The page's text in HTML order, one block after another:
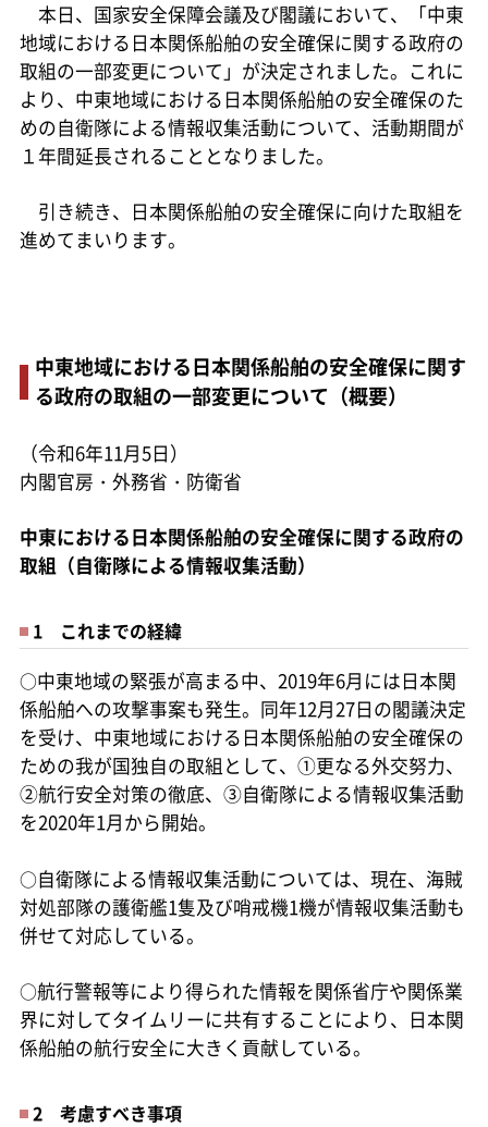
本日、国家安全保障会議及び閣議において、「中東
地域における日本関係船舶の安全確保に関する政府の
取組の一部変更について」が決定されました。これに
より、中東地域における日本関係船舶の安全確保のた
めの自衛隊による情報収集活動について、活動期間が
１年間延長されることとなりました。
引き続き、日本関係船舶の安全確保に向けた取組を
進めてまいります。
中東地域における日本関係船舶の安全確保に関す
る政府の取組の一部変更について（概要）
（令和6年11月5日）
内閣官房・外務省・防衛省
中東における日本関係船舶の安全確保に関する政府の
取組（自衛隊による情報収集活動）
1 これまでの経緯
○中東地域の緊張が高まる中、2019年6月には日本関
係船舶への攻撃事案も発生。同年12月27日の閣議決定
を受け、中東地域における日本関係船舶の安全確保の
ための我が国独自の取組として、①更なる外交努力、
②航行安全対策の徹底、③自衛隊による情報収集活動
を2020年1月から開始。
○自衛隊による情報収集活動については、現在、海賊
対処部隊の護衛艦1隻及び哨戒機1機が情報収集活動も
併せて対応している。
○航行警報等により得られた情報を関係省庁や関係業
界に対してタイムリーに共有することにより、日本関
係船舶の航行安全に大きく貢献している。
2 考慮すべき事項